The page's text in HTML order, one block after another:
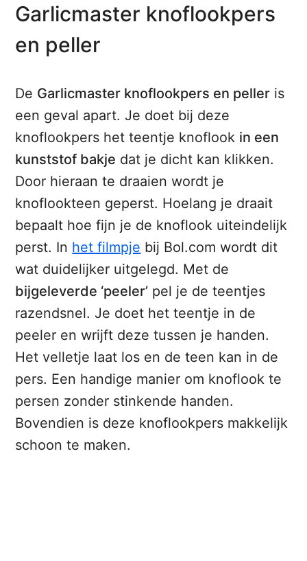
Garlicmaster knoflookpers
en peller
De Garlicmaster knoflookpers en peller is
een geval apart. Je doet bij deze
knoflookpers het teentje knoflook in een
kunststof bakje dat je dicht kan klikken.
Door hieraan te draaien wordt je
knoflookteen geperst. Hoelang je draait
bepaalt hoe fijn je de knoflook uiteindelijk
perst. In het filmpje bij Bol.com wordt dit
wat duidelijker uitgelegd. Met de
bijgeleverde ‘peeler’ pel je de teentjes
razendsnel. Je doet het teentje in de
peeler en wrijft deze tussen je handen.
Het velletje laat los en de teen kan in de
pers. Een handige manier om knoflook te
persen zonder stinkende handen.
Bovendien is deze knoflookpers makkelijk
schoon te maken.